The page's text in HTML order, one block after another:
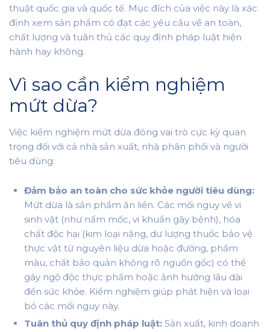
thuật quốc gia và quốc tế. Mục đích của việc này là xác
định xem sản phẩm có đạt các yêu cầu về an toàn,
chất lượng và tuân thủ các quy định pháp luật hiện
hành hay không.
Vì sao cần kiểm nghiệm
mứt dừa?
Việc kiểm nghiệm mứt dừa đóng vai trò cực kỳ quan
trọng đối với cả nhà sản xuất, nhà phân phối và người
tiêu dùng:
Đảm bảo an toàn cho sức khỏe người tiêu dùng:
Mứt dừa là sản phẩm ăn liền. Các mối nguy về vi
sinh vật (như nấm mốc, vi khuẩn gây bệnh), hóa
chất độc hại (kim loại nặng, dư lượng thuốc bảo vệ
thực vật từ nguyên liệu dừa hoặc đường, phẩm
màu, chất bảo quản không rõ nguồn gốc) có thể
gây ngộ độc thực phẩm hoặc ảnh hưởng lâu dài
đến sức khỏe. Kiểm nghiệm giúp phát hiện và loại
bỏ các mối nguy này.
Tuân thủ quy định pháp luật: Sản xuất, kinh doanh